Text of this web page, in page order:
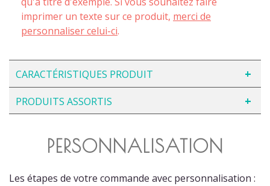
imprimer un texte sur ce produit, merci de
personnaliser celui-ci.
CARACTÉRISTIQUES PRODUIT
PRODUITS ASSORTIS
PERSONNALISATION
Les étapes de votre commande avec personnalisation :